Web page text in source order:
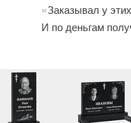
Заказывал у
И по деньгам